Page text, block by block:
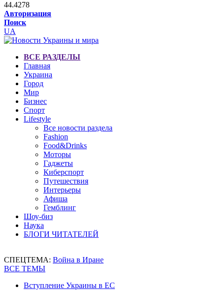
44.4278
Авторизация
Поиск
UA
ВСЕ РАЗДЕЛЫ
Главная
Украина
Город
Мир
Бизнес
Спорт
Lifestyle
Все новости раздела
Fashion
Food&Drinks
Моторы
Гаджеты
Киберспорт
Путешествия
Интерьеры
Афиша
Гемблинг
Шоу-биз
Наука
БЛОГИ ЧИТАТЕЛЕЙ
СПЕЦТЕМА: Война в Иране
ВСЕ ТЕМЫ
Вступление Украины в ЕС